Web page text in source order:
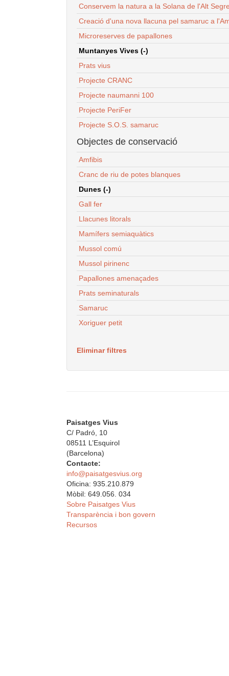
Conservem la natura a la Solana de l'Alt
Creació d'una nova llacuna pel samaruc a
Microreserves de papallones
Muntanyes Vives (-)
Prats vius
Projecte CRANC
Projecte naumanni 100
Projecte PeriFer
Projecte S.O.S. samaruc
Objectes de conservació
Amfibis
Cranc de riu de potes blanques
Dunes (-)
Gall fer
Llacunes litorals
Mamífers semiaquàtics
Mussol comú
Mussol pirinenc
Papallones amenaçades
Prats seminaturals
Samaruc
Xoriguer petit
Eliminar filtres
Paisatges Vius
C/ Padró, 10
08511 L’Esquirol
(Barcelona)
Contacte:
info@paisatgesvius.org
Oficina: 935.210.879
Mòbil: 649.056. 034
Sobre Paisatges Vius
Transparència i bon govern
Recursos